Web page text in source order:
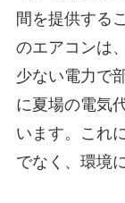
間を提供する
のエアコンは
少ない電力で
に夏場の電気
います。これ
でなく、環境